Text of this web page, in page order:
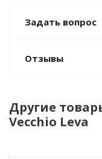
Задать вопрос
Отзывы
Другие
Vecchio Leva